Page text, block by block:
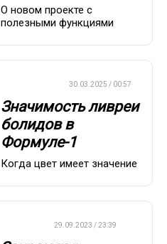
О новом проекте с
полезными функциями
30.03.2025 / 00:57
Значимость ливреи
болидов в
Формуле-1
Когда цвет имеет значение
29.09.2023 / 23:39